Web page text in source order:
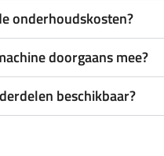
onderhoudskosten?
doorgaans mee?
beschikbaar?